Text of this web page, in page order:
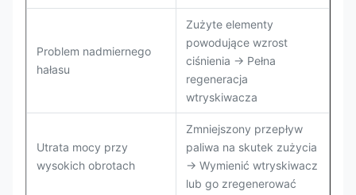
Problem nadmiernego
hałasu
Zużyte elementy
powodujące wzrost
ciśnienia → Pełna
regeneracja
wtryskiwacza
Utrata mocy przy
wysokich obrotach
Zmniejszony przepływ
paliwa na skutek zużycia
→ Wymienić wtryskiwacz
lub go zregenerować